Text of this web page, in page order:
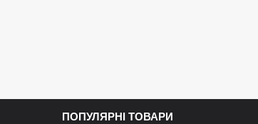
ПОПУЛЯРНІ ТОВАРИ